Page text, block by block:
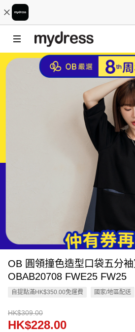
OB 圓領撞色造型口袋五分
OBAB20708 FWE25 FW25
自提點滿HK$350.00免運費 國家/地區配送
HK$309.00
HK$228.00